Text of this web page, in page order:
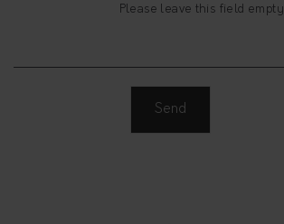
Please leave this field empty.